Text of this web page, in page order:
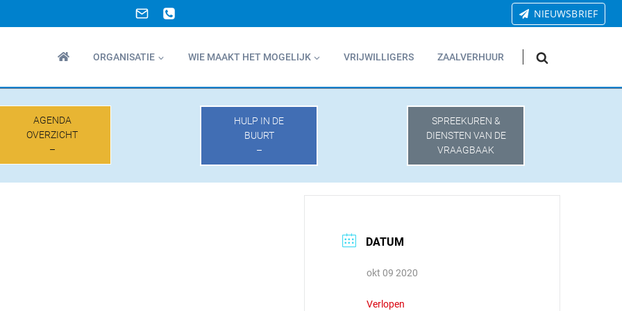
NIEUWSBRIEF
ORGANISATIE WIE MAAKT HET MOGELIJK VRIJWILLIGERS ZAALVERHUUR
AGENDA
OVERZICHT
–
HULP IN DE
BUURT
–
SPREEKUREN &
DIENSTEN VAN DE
VRAAGBAAK
DATUM
okt 09 2020
Verlopen